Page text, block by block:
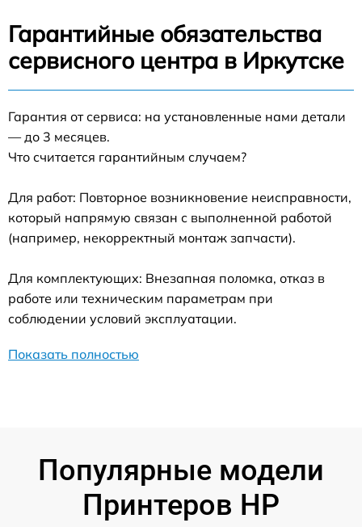
Гарантийные обязательства
сервисного центра в Иркутске
Гарантия от сервиса: на установленные нами детали
— до 3 месяцев.
Что считается гарантийным случаем?
Для работ: Повторное возникновение неисправности,
который напрямую связан с выполненной работой
(например, некорректный монтаж запчасти).
Для комплектующих: Внезапная поломка, отказ в
работе или техническим параметрам при
соблюдении условий эксплуатации.
Показать полностью
Популярные модели
Принтеров HP